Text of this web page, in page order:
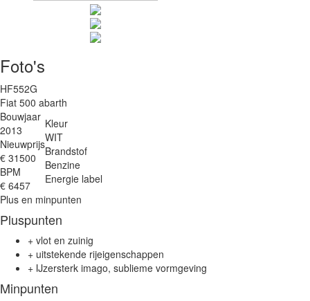
Foto's
HF552G
Fiat 500 abarth
Bouwjaar
2013
Nieuwprijs
€ 31500
BPM
€ 6457
Kleur
WIT
Brandstof
Benzine
Energie label
Plus en minpunten
Pluspunten
+ vlot en zuinig
+ uitstekende rijeigenschappen
+ IJzersterk imago, sublieme vormgeving
Minpunten